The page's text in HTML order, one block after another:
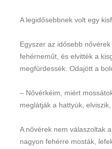
A legidősebbnek volt egy
Egyszer az idősebb
fehérneműt, és elvitték a
megfürdessék. Odajött a
– Nővérkéim, miért
meglátják a hattyúk,
A nővérek nem válaszoltak
nagyon fehérre mosták,